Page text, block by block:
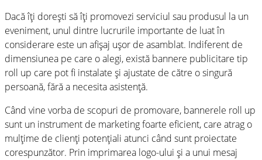
Dacă îți dorești să îți promovezi serviciul sau produsul la un
eveniment, unul dintre lucrurile importante de luat în
considerare este un afișaj ușor de asamblat. Indiferent de
dimensiunea pe care o alegi, există bannere publicitare tip
roll up care pot fi instalate și ajustate de către o singură
persoană, fără a necesita asistență.
Când vine vorba de scopuri de promovare, bannerele roll up
sunt un instrument de marketing foarte eficient, care atrag o
mulțime de clienți potențiali atunci când sunt proiectate
corespunzător. Prin imprimarea logo-ului și a unui mesaj